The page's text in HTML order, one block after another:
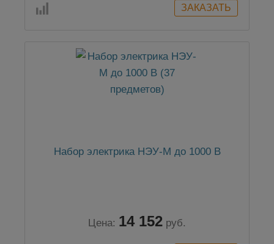
Набор электрика НЭУ-М до 1000 В
Цена: 14 152 руб.